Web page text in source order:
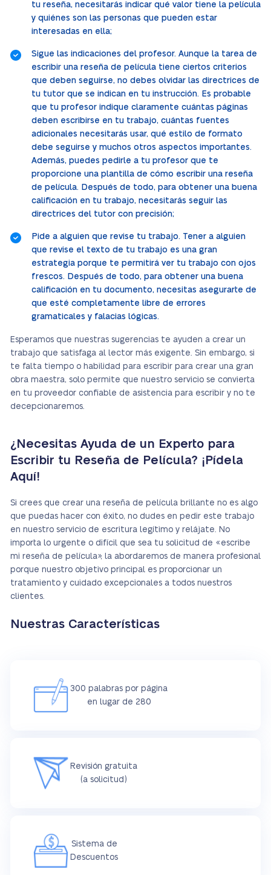
tu reseña, necesitarás indicar qué valor tiene la película
y quiénes son las personas que pueden estar
interesadas en ella;
Sigue las indicaciones del profesor. Aunque la tarea de
escribir una reseña de película tiene ciertos criterios
que deben seguirse, no debes olvidar las directrices de
tu tutor que se indican en tu instrucción. Es probable
que tu profesor indique claramente cuántas páginas
deben escribirse en tu trabajo, cuántas fuentes
adicionales necesitarás usar, qué estilo de formato
debe seguirse y muchos otros aspectos importantes.
Además, puedes pedirle a tu profesor que te
proporcione una plantilla de cómo escribir una reseña
de película. Después de todo, para obtener una buena
calificación en tu trabajo, necesitarás seguir las
directrices del tutor con precisión;
Pide a alguien que revise tu trabajo. Tener a alguien
que revise el texto de tu trabajo es una gran
estrategia porque te permitirá ver tu trabajo con ojos
frescos. Después de todo, para obtener una buena
calificación en tu documento, necesitas asegurarte de
que esté completamente libre de errores
gramaticales y falacias lógicas.
Esperamos que nuestras sugerencias te ayuden a crear un
trabajo que satisfaga al lector más exigente. Sin embargo, si
te falta tiempo o habilidad para escribir para crear una gran
obra maestra, solo permite que nuestro servicio se convierta
en tu proveedor confiable de asistencia para escribir y no te
decepcionaremos.
¿Necesitas Ayuda de un Experto para
Escribir tu Reseña de Película? ¡Pídela
Aquí!
Si crees que crear una reseña de película brillante no es algo
que puedas hacer con éxito, no dudes en pedir este trabajo
en nuestro servicio de escritura legítimo y relájate. No
importa lo urgente o difícil que sea tu solicitud de «escribe
mi reseña de película», la abordaremos de manera profesional
porque nuestro objetivo principal es proporcionar un
tratamiento y cuidado excepcionales a todos nuestros
clientes.
Nuestras Características
300 palabras por página
en lugar de 280
Revisión gratuita
(a solicitud)
Sistema de
Descuentos